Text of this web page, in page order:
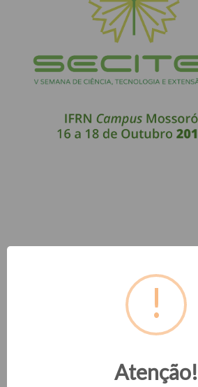
Atenção!